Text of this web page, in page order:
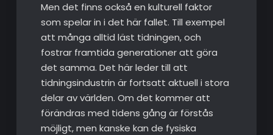
Men det finns också en kulturell faktor
som spelar in i det här fallet. Till exempel
att många alltid läst tidningen, och
fostrar framtida generationer att göra
det samma. Det här leder till att
tidningsindustrin är fortsatt aktuell i stora
delar av världen. Om det kommer att
förändras med tidens gång är förstås
möjligt, men kanske kan de fysiska